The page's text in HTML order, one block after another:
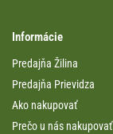
Informácie
Predajňa Žilina
Predajňa Prievidza
Ako nakupovať
Prečo u nás nakupovať